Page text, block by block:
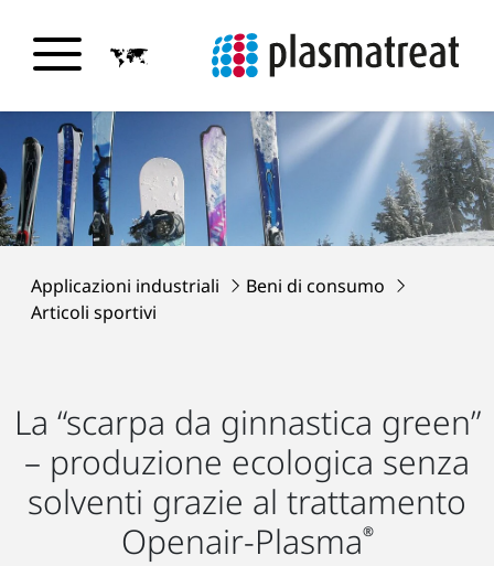
Applicazioni industriali
Beni di consumo
Articoli sportivi
La “scarpa da ginnastica green”
– produzione ecologica senza
solventi grazie al trattamento
Openair-Plasma®